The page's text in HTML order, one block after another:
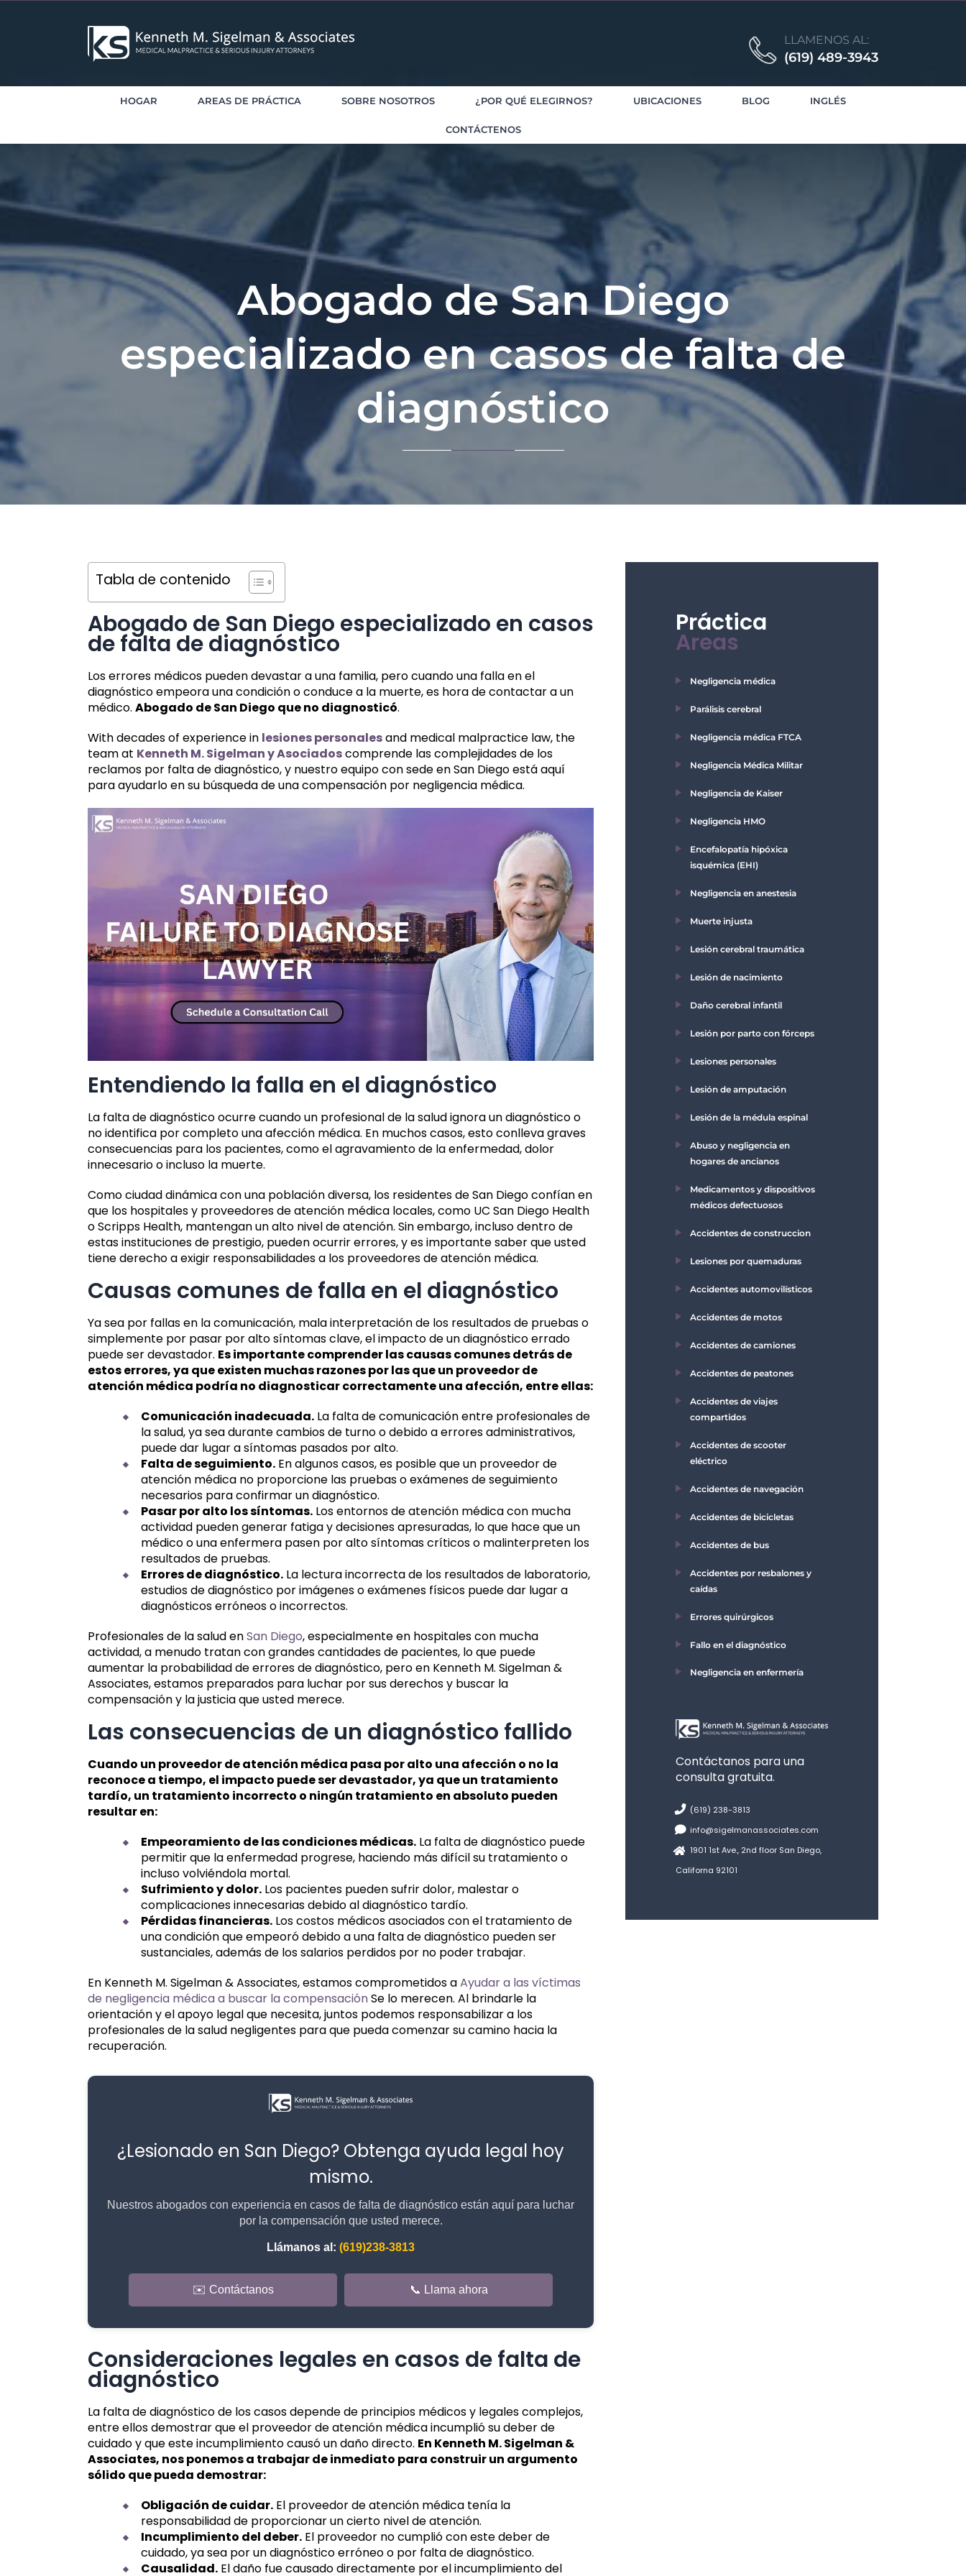
LLAMENOS AL:
(619) 489-3943
HOGAR AREAS DE PRÁCTICA SOBRE NOSOTROS ¿POR QUÉ ELEGIRNOS? UBICACIONES BLOG INGLÉS
CONTÁCTENOS
Abogado de San Diego
especializado en casos de falta de
diagnóstico
Tabla de contenido
Abogado de San Diego especializado en casos
de falta de diagnóstico
Los errores médicos pueden devastar a una familia, pero cuando una falla en el
diagnóstico empeora una condición o conduce a la muerte, es hora de contactar a un
médico. Abogado de San Diego que no diagnosticó.
With decades of experience in lesiones personalesand medical malpractice law, the
team at Kenneth M. Sigelman y Asociadoscomprende las complejidades de los
reclamos por falta de diagnóstico, y nuestro equipo con sede en San Diego está aquí
para ayudarlo en su búsqueda de una compensación por negligencia médica.
Entendiendo la falla en el diagnóstico
La falta de diagnóstico ocurre cuando un profesional de la salud ignora un diagnóstico o
no identifica por completo una afección médica. En muchos casos, esto conlleva graves
consecuencias para los pacientes, como el agravamiento de la enfermedad, dolor
innecesario o incluso la muerte.
Como ciudad dinámica con una población diversa, los residentes de San Diego confían en
que los hospitales y proveedores de atención médica locales, como UC San Diego Health
o Scripps Health, mantengan un alto nivel de atención. Sin embargo, incluso dentro de
estas instituciones de prestigio, pueden ocurrir errores, y es importante saber que usted
tiene derecho a exigir responsabilidades a los proveedores de atención médica.
Causas comunes de falla en el diagnóstico
Ya sea por fallas en la comunicación, mala interpretación de los resultados de pruebas o
simplemente por pasar por alto síntomas clave, el impacto de un diagnóstico errado
puede ser devastador. Es importante comprender las causas comunes detrás de
estos errores, ya que existen muchas razones por las que un proveedor de
atención médica podría no diagnosticar correctamente una afección, entre ellas:
Comunicación inadecuada. La falta de comunicación entre profesionales de
la salud, ya sea durante cambios de turno o debido a errores administrativos,
puede dar lugar a síntomas pasados por alto.
Falta de seguimiento. En algunos casos, es posible que un proveedor de
atención médica no proporcione las pruebas o exámenes de seguimiento
necesarios para confirmar un diagnóstico.
Pasar por alto los síntomas. Los entornos de atención médica con mucha
actividad pueden generar fatiga y decisiones apresuradas, lo que hace que un
médico o una enfermera pasen por alto síntomas críticos o malinterpreten los
resultados de pruebas.
Errores de diagnóstico. La lectura incorrecta de los resultados de laboratorio,
estudios de diagnóstico por imágenes o exámenes físicos puede dar lugar a
diagnósticos erróneos o incorrectos.
Profesionales de la salud enSan Diego, especialmente en hospitales con mucha
actividad, a menudo tratan con grandes cantidades de pacientes, lo que puede
aumentar la probabilidad de errores de diagnóstico, pero en Kenneth M. Sigelman &
Associates, estamos preparados para luchar por sus derechos y buscar la
compensación y la justicia que usted merece.
Las consecuencias de un diagnóstico fallido
Cuando un proveedor de atención médica pasa por alto una afección o no la
reconoce a tiempo, el impacto puede ser devastador, ya que un tratamiento
tardío, un tratamiento incorrecto o ningún tratamiento en absoluto pueden
resultar en:
Empeoramiento de las condiciones médicas. La falta de diagnóstico puede
permitir que la enfermedad progrese, haciendo más difícil su tratamiento o
incluso volviéndola mortal.
Sufrimiento y dolor. Los pacientes pueden sufrir dolor, malestar o
complicaciones innecesarias debido al diagnóstico tardío.
Pérdidas financieras. Los costos médicos asociados con el tratamiento de
una condición que empeoró debido a una falta de diagnóstico pueden ser
sustanciales, además de los salarios perdidos por no poder trabajar.
En Kenneth M. Sigelman & Associates, estamos comprometidos aAyudar a las víctimas
de negligencia médica a buscar la compensaciónSe lo merecen. Al brindarle la
orientación y el apoyo legal que necesita, juntos podemos responsabilizar a los
profesionales de la salud negligentes para que pueda comenzar su camino hacia la
recuperación.
¿Lesionado en San Diego? Obtenga ayuda legal hoy
mismo.
Nuestros abogados con experiencia en casos de falta de diagnóstico están aquí para luchar
por la compensación que usted merece.
Llámanos al: (619)238-3813
✉️ Contáctanos 📞 Llama ahora
Consideraciones legales en casos de falta de
diagnóstico
La falta de diagnóstico de los casos depende de principios médicos y legales complejos,
entre ellos demostrar que el proveedor de atención médica incumplió su deber de
cuidado y que este incumplimiento causó un daño directo. En Kenneth M. Sigelman &
Associates, nos ponemos a trabajar de inmediato para construir un argumento
sólido que pueda demostrar:
Obligación de cuidar. El proveedor de atención médica tenía la
responsabilidad de proporcionar un cierto nivel de atención.
Incumplimiento del deber. El proveedor no cumplió con este deber de
cuidado, ya sea por un diagnóstico erróneo o por falta de diagnóstico.
Causalidad. El daño fue causado directamente por el incumplimiento del
Práctica
Areas
Negligencia médica
Parálisis cerebral
Negligencia médica FTCA
Negligencia Médica Militar
Negligencia de Kaiser
Negligencia HMO
Encefalopatía hipóxica
isquémica (EHI)
Negligencia en anestesia
Muerte injusta
Lesión cerebral traumática
Lesión de nacimiento
Daño cerebral infantil
Lesión por parto con fórceps
Lesiones personales
Lesión de amputación
Lesión de la médula espinal
Abuso y negligencia en
hogares de ancianos
Medicamentos y dispositivos
médicos defectuosos
Accidentes de construccion
Lesiones por quemaduras
Accidentes automovilísticos
Accidentes de motos
Accidentes de camiones
Accidentes de peatones
Accidentes de viajes
compartidos
Accidentes de scooter
eléctrico
Accidentes de navegación
Accidentes de bicicletas
Accidentes de bus
Accidentes por resbalones y
caídas
Errores quirúrgicos
Fallo en el diagnóstico
Negligencia en enfermería
Contáctanos para una
consulta gratuita.
(619) 238-3813
info@sigelmanassociates.com
1901 1st Ave., 2nd floor San Diego,
Californa 92101